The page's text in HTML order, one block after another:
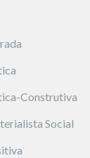
Construtiva
Social